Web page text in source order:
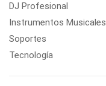
DJ Profesional
Instrumentos Musicales
Soportes
Tecnología